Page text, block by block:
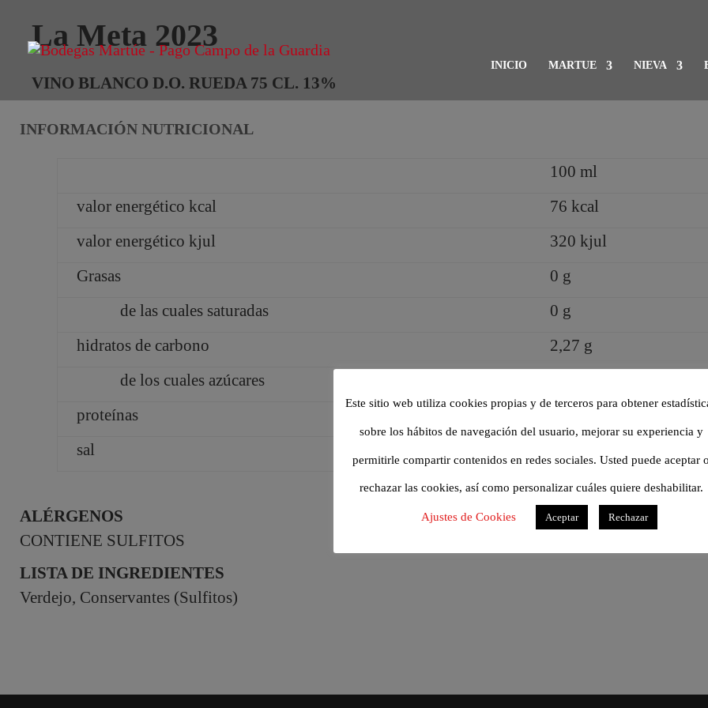
INICIO MARTUE NIEVA
La Meta 2023
VINO BLANCO D.O. RUEDA 75 CL. 13%
INFORMACIÓN NUTRICIONAL
100 ml
valor energético kcal
76 kcal
valor energético kjul
320 kjul
Grasas
0 g
de las cuales saturadas
0 g
hidratos de carbono
2,27 g
de los cuales azúcares
proteínas
sal
ALÉRGENOS
CONTIENE SULFITOS
LISTA DE INGREDIENTES
Verdejo, Conservantes (Sulfitos)
Este sitio web utiliza cookies propias y de terceros para obtener
sobre los hábitos de navegación del usuario, mejorar su experiencia y
permitirle compartir contenidos en redes sociales. Usted puede aceptar
rechazar las cookies, así como personalizar cuáles quiere deshabilitar.
Ajustes de Cookies Aceptar Rechazar